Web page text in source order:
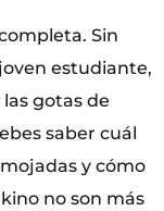
Sin
estudiante,
gotas de
saber cuál
y cómo
no son más